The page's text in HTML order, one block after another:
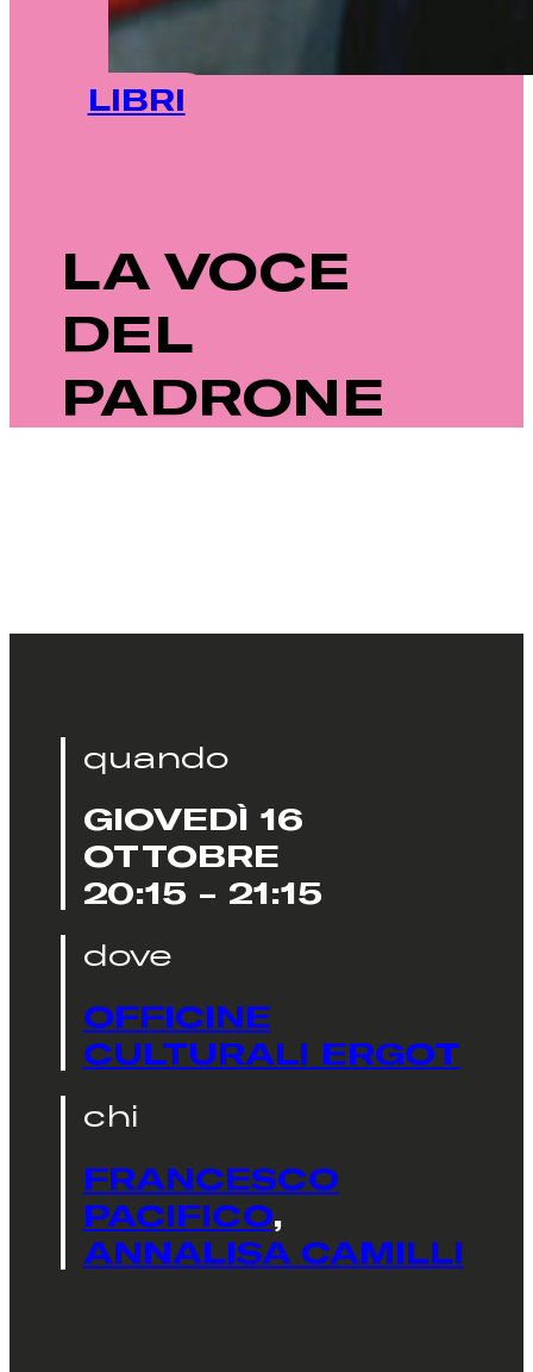
LIBRI
LA VOCE
DEL
PADRONE
quando
GIOVEDÌ 16
OTTOBRE
20:15 - 21:15
dove
OFFICINE
CULTURALI ERGOT
chi
FRANCESCO
PACIFICO,
ANNALISA CAMILLI